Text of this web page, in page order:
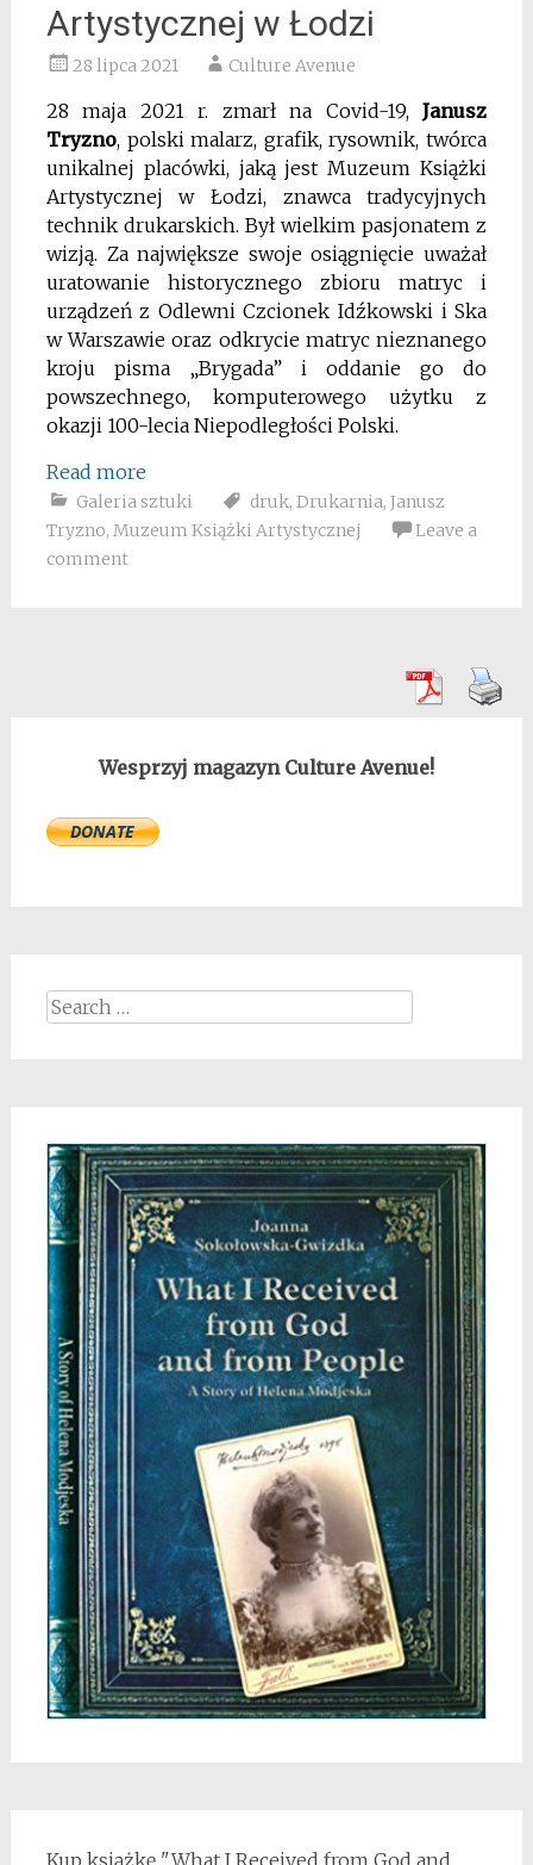
Artystycznej w Łodzi
28 lipca 2021 Culture Avenue
28 maja 2021 r. zmarł na Covid-19,Janusz
Tryzno, polski malarz, grafik, rysownik, twórca
unikalnej placówki, jaką jest Muzeum Książki
Artystycznej w Łodzi, znawca tradycyjnych
technik drukarskich. Był wielkim pasjonatem z
wizją. Za największe swoje osiągnięcie uważał
uratowanie historycznego zbioru matryc i
urządzeń z Odlewni Czcionek Idźkowski i Ska
w Warszawie oraz odkrycie matryc nieznanego
kroju pisma „Brygada” i oddanie go do
powszechnego, komputerowego użytku z
okazji 100-lecia Niepodległości Polski.
Read more
Galeria sztuki druk, Drukarnia, Janusz
Tryzno, Muzeum Książki Artystycznej
Leave a
comment
Wesprzyj magazyn Culture Avenue!
Search
for: